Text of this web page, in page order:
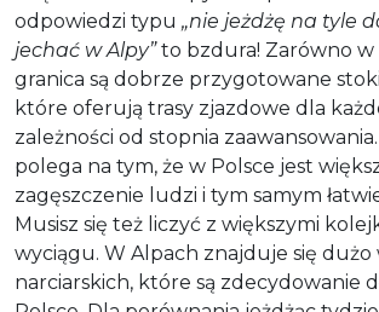
odpowiedzi typu „nie jeżdżę na tyle
jechać w Alpy”to bzdura! Zarówno w
granica są dobrze przygotowane
które oferują trasy zjazdowe dla
zależności od stopnia
polega na tym, że w Polsce jest
zagęszczenie ludzi i tym samym
Musisz się też liczyć z większymi
wyciągu. W Alpach znajduje się dużo
narciarskich, które są zdecydowanie